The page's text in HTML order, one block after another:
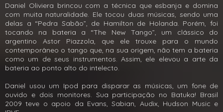
Daniel Oliviera brincou com a técnica que esbanja e domina
com muita naturalidade. Ele tocou duas músicas, sendo uma
delas a “Pedra Sabão”, de Hamilton de Holanda. Porém, foi
tocando na bateria a “The New Tango”, um clássico do
argentino Astor Piazzola, que ele trouxe para o mundo
contemporâneo o tango que, na sua origem, não tem a bateria
como um de seus instrumentos. Assim, ele elevou a arte da
bateria ao ponto alto do intelecto.
Daniel usou um Ipod para disparar as músicas, um fone de
ouvido e dois monitores. Sua participação no Batuka! Brasil
2009 teve o apoio da Evans, Sabian, Audix, Hudson Music e